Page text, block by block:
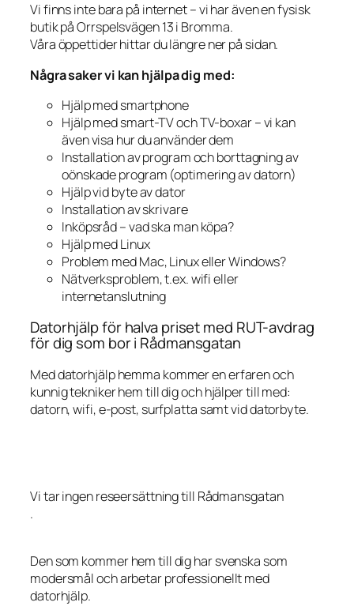
Vi finns inte bara på internet – vi har även en fysisk
butik på Orrspelsvägen 13 i Bromma.
Våra öppettider hittar du längre ner på sidan.
Några saker vi kan hjälpa dig med:
Hjälp med smartphone
Hjälp med smart-TV och TV-boxar – vi kan
även visa hur du använder dem
Installation av program och borttagning av
oönskade program (optimering av datorn)
Hjälp vid byte av dator
Installation av skrivare
Inköpsråd – vad ska man köpa?
Hjälp med Linux
Problem med Mac, Linux eller Windows?
Nätverksproblem, t.ex. wifi eller
internetanslutning
Datorhjälp för halva priset med RUT-avdrag
för dig som bor i Rådmansgatan
Med datorhjälp hemma kommer en erfaren och
kunnig tekniker hem till dig och hjälper till med:
datorn, wifi, e-post, surfplatta samt vid datorbyte.
Vi tar ingen reseersättning till Rådmansgatan
.
Den som kommer hem till dig har svenska som
modersmål och arbetar professionellt med
datorhjälp.